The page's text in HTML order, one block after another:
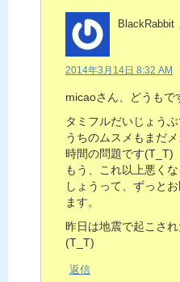
BlackRabbit
2014年3月14日 8:32 AM
micaoさん、どうもで
タミフルだいじょうぶ
うちのムスメもまだメ
時間の問題です(T_T)
もう、これ以上悪く
しょうって、ずっと
ます。
昨日は地震で起こさ
(T_T)
返信